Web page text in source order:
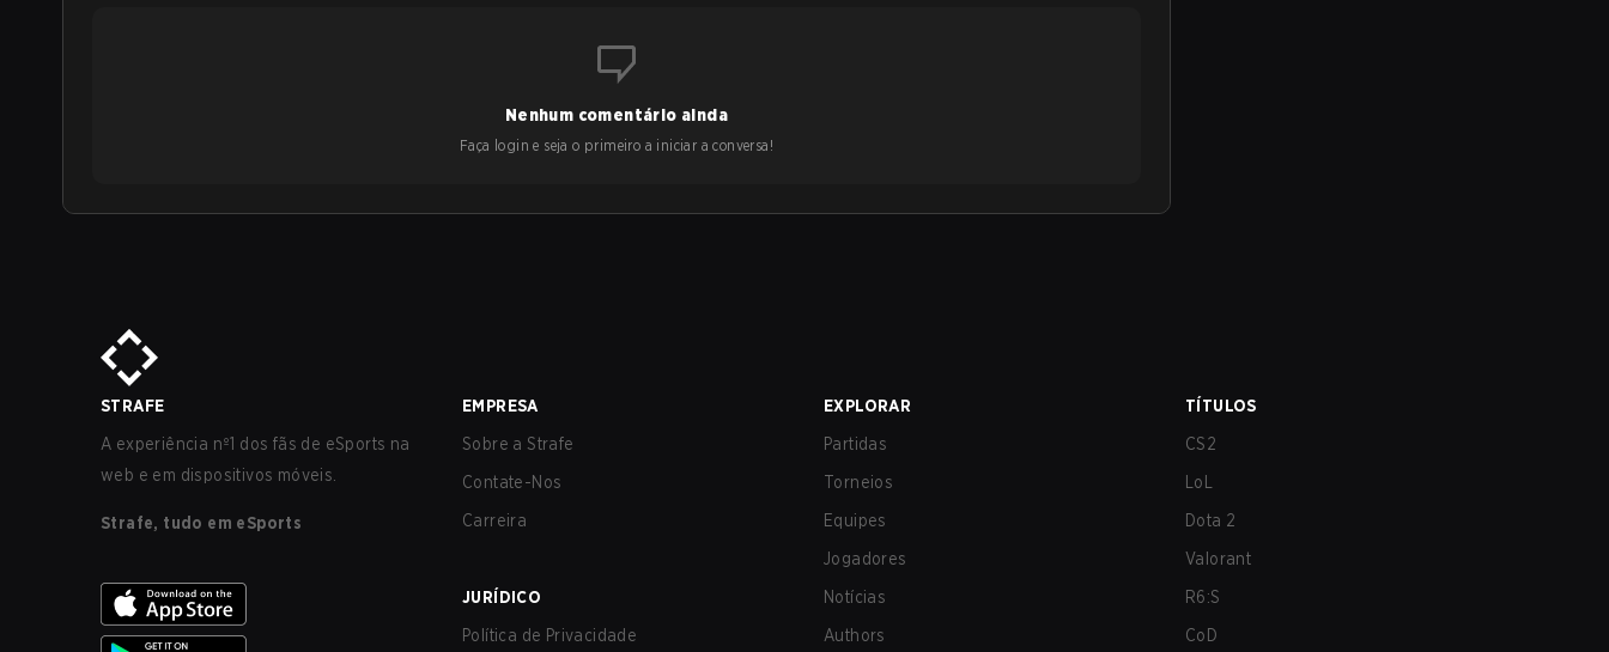
Nenhum comentário ainda
Faça login e seja o primeiro a iniciar a conversa!
STRAFE
A experiência nº1 dos fãs de eSports na
web e em dispositivos móveis.
Strafe, tudo em eSports
EMPRESA
Sobre a Strafe
Contate-Nos
Carreira
JURÍDICO
Política de Privacidade
EXPLORAR
Partidas
Torneios
Equipes
Jogadores
Notícias
Authors
TÍTULOS
CS2
LoL
Dota 2
Valorant
R6:S
CoD